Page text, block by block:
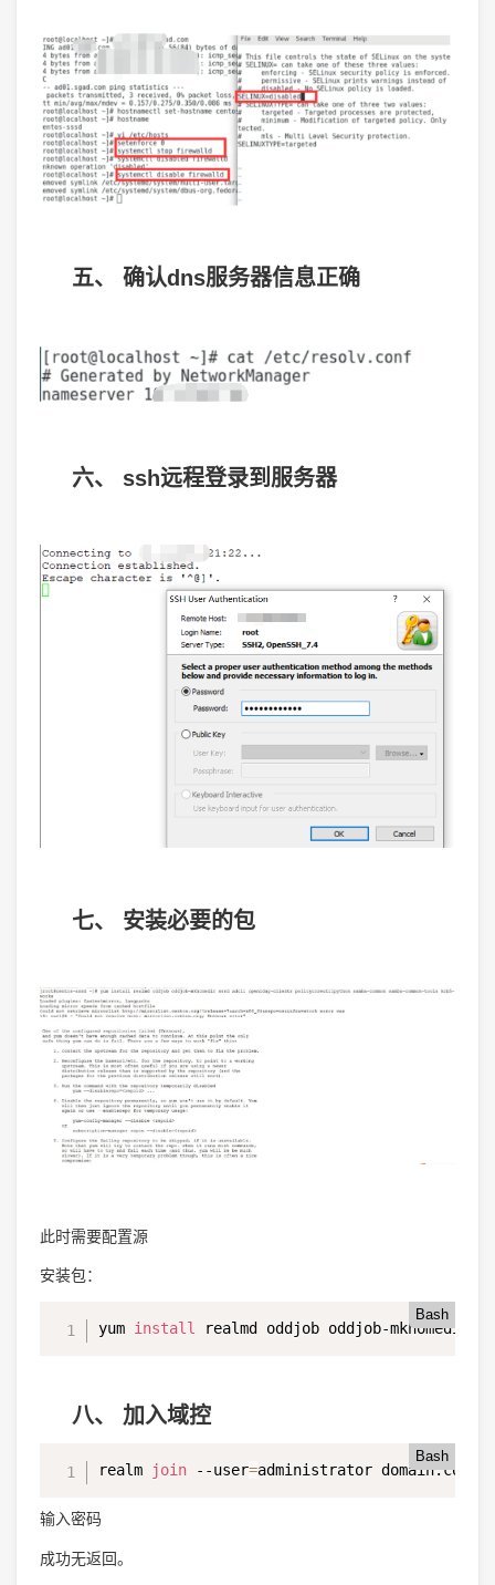
五、 确认dns服务器信息正确
六、 ssh远程登录到服务器
七、 安装必要的包
此时需要配置源
安装包：
Bash
yum install realmd oddjob oddjob-mkhomedir
八、 加入域控
Bash
realm join --user=administrator domain.com
输入密码
成功无返回。